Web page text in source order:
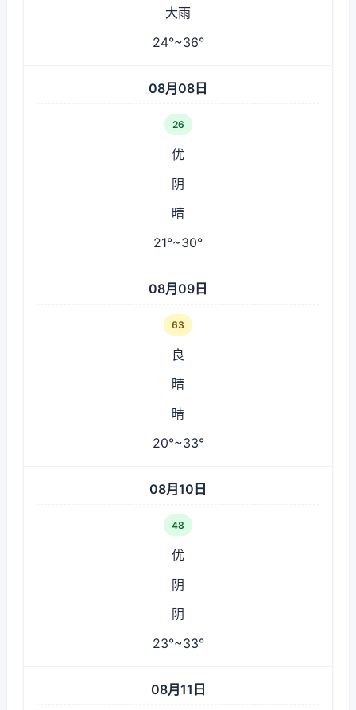
大雨
24°~36°
08月08日
26
优
阴
晴
21°~30°
08月09日
63
良
晴
晴
20°~33°
08月10日
48
优
阴
阴
23°~33°
08月11日